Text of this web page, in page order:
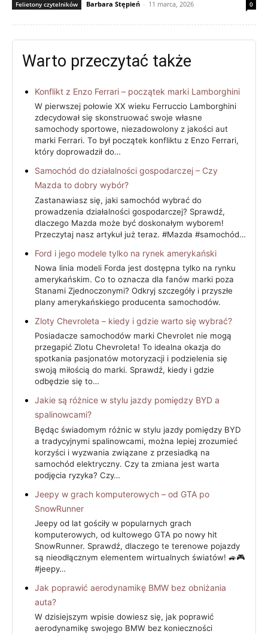
Felietony czytelników Barbara Stępień - 11 marca, 2026 0
Warto przeczytać także
Konflikt z Enzo Ferrari – początek marki Lamborghini
W pierwszej połowie XX wieku Ferruccio Lamborghini
zdecydował się skonstruować swoje własne
samochody sportowe, niezadowolony z jakości aut
marki Ferrari. To był początek konfliktu z Enzo Ferrari,
który doprowadził do…
Samochód do działalności gospodarczej – Czy
Mazda to dobry wybór?
Zastanawiasz się, jaki samochód wybrać do
prowadzenia działalności gospodarczej? Sprawdź,
dlaczego Mazda może być doskonałym wyborem!
Przeczytaj nasz artykuł już teraz. #Mazda #samochód…
Ford i jego modele tylko na rynek amerykański
Nowa linia modeli Forda jest dostępna tylko na rynku
amerykańskim. Co to oznacza dla fanów marki poza
Stanami Zjednoczonymi? Odkryj szczegóły i przyszłe
plany amerykańskiego producenta samochodów.
Zloty Chevroleta – kiedy i gdzie warto się wybrać?
Posiadacze samochodów marki Chevrolet nie mogą
przegapić Zlotu Chevroleta! To idealna okazja do
spotkania pasjonatów motoryzacji i podzielenia się
swoją miłością do marki. Sprawdź, kiedy i gdzie
odbędzie się to…
Jakie są różnice w stylu jazdy pomiędzy BYD a
spalinowcami?
Będąc świadomym różnic w stylu jazdy pomiędzy BYD
a tradycyjnymi spalinowcami, można lepiej zrozumieć
korzyści i wyzwania związane z przesiadką na
samochód elektryczny. Czy ta zmiana jest warta
podjęcia ryzyka? Czy…
Jeepy w grach komputerowych – od GTA po
SnowRunner
Jeepy od lat gościły w popularnych grach
komputerowych, od kultowego GTA po nowy hit
SnowRunner. Sprawdź, dlaczego te terenowe pojazdy
są nieodłącznym elementem wirtualnych światów! 🚙🎮
#jeepy…
Jak poprawić aerodynamikę BMW bez obniżania
auta?
W dzisiejszym wpisie dowiesz się, jak poprawić
aerodynamikę swojego BMW bez konieczności